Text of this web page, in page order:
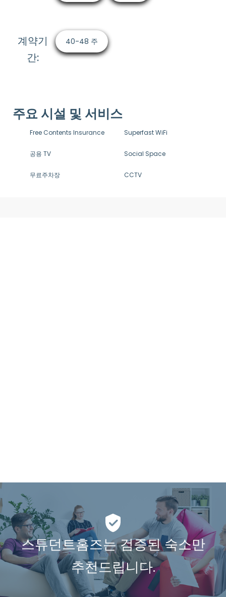
계약기
간:
40-48 주
주요 시설 및 서비스
Free Contents Insurance Superfast WiFi
공용 TV Social Space
무료주차장 CCTV
스튜던트홈즈는 검증된 숙소만
추천드립니다.